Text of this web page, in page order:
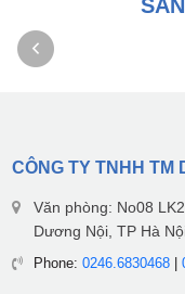
CÔNG TY TNHH TM
Văn phòng: No08
Dương Nội, TP Hà
Phone: 0246.6830468|